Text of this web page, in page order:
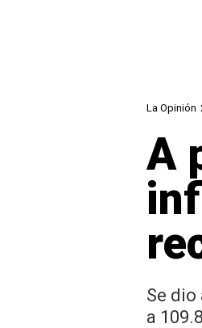
La Opinión
A
Se
a